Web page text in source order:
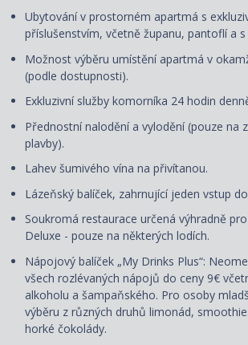
Ubytování v prostorném apartmá s
příslušenstvím, včetně županu, pantoflí a s
Možnost výběru umístění apartmá v
(podle dostupnosti).
Exkluzivní služby komorníka 24 hodin
Přednostní nalodění a vylodění (pouze na
plavby).
Lahev šumivého vína na přivítanou.
Lázeňský balíček, zahrnující jeden vstup
Soukromá restaurace určená výhradně
Deluxe - pouze na některých lodích.
Nápojový balíček „My Drinks Plus“:
všech rozlévaných nápojů do ceny 9€
alkoholu a šampaňského. Pro osoby
výběru z různých druhů limonád,
horké čokolády.